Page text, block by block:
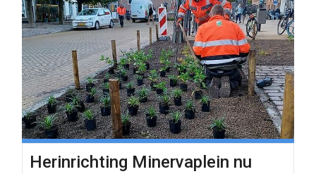
Herinrichting Minervaplein nu